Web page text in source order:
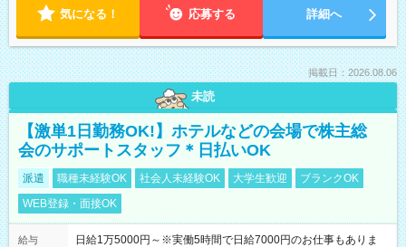
気になる！ 応募する 詳細へ
掲載日：2026.08.06
未読
【激単1日勤務OK!】ホテルなどの会場で株主総
会のサポートスタッフ＊日払いOK
派遣 職種未経験OK 社会人未経験OK 大学生歓迎
ブランクOK
WEB登録・面接OK
給与
日給1万5000円～※実働5時間で日給7000円のお仕事もありま